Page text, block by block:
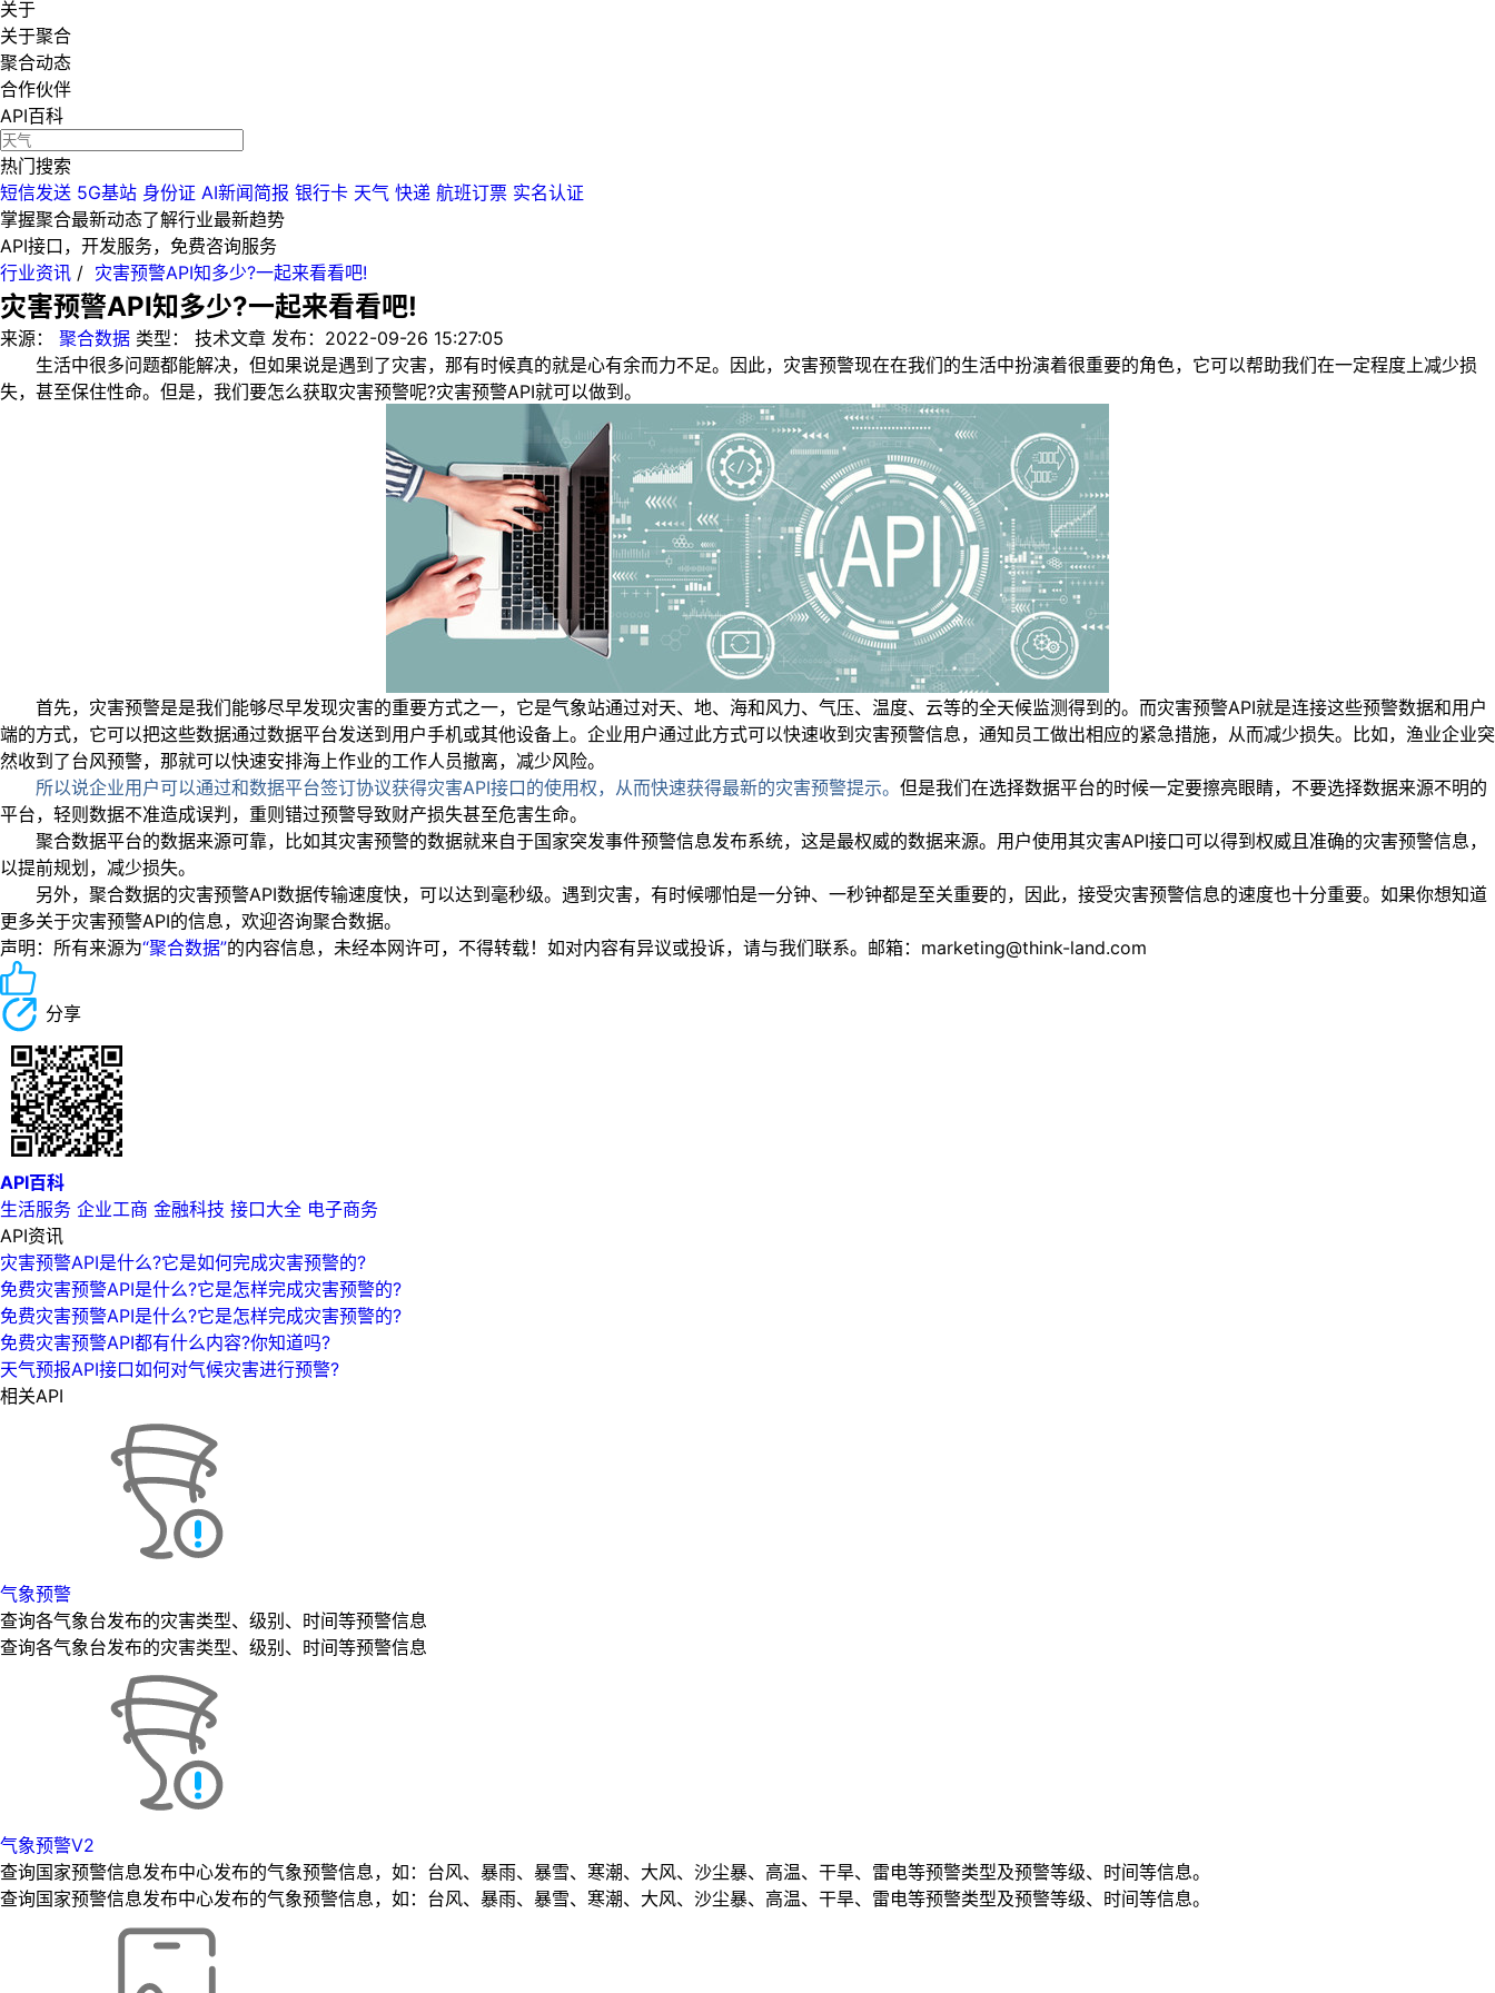
关于
关于聚合
聚合动态
合作伙伴
API百科
热门搜索
短信发送 5G基站 身份证 AI新闻简报 银行卡 天气 快递 航班订票 实名认证
掌握聚合最新动态了解行业最新趋势
API接口，开发服务，免费咨询服务
行业资讯 / 灾害预警API知多少?一起来看看吧!
灾害预警API知多少?一起来看看吧!
来源： 聚合数据 类型： 技术文章 发布： 2022-09-26 15:27:05
生活中很多问题都能解决，但如果说是遇到了灾害，那有时候真的就是心有余而力不足。因此，灾害预警现在在我们的生活中扮演着很重要的角色，它可以帮助我们在一定程度上减少损
失，甚至保住性命。但是，我们要怎么获取灾害预警呢?灾害预警API就可以做到。
首先，灾害预警是是我们能够尽早发现灾害的重要方式之一，它是气象站通过对天、地、海和风力、气压、温度、云等的全天候监测得到的。而灾害预警API就是连接这些预警数据和用户
端的方式，它可以把这些数据通过数据平台发送到用户手机或其他设备上。企业用户通过此方式可以快速收到灾害预警信息，通知员工做出相应的紧急措施，从而减少损失。比如，渔业企业突
然收到了台风预警，那就可以快速安排海上作业的工作人员撤离，减少风险。
所以说企业用户可以通过和数据平台签订协议获得灾害API接口的使用权，从而快速获得最新的灾害预警提示。 但是我们在选择数据平台的时候一定要擦亮眼睛，不要选择数据来源不明的
平台，轻则数据不准造成误判，重则错过预警导致财产损失甚至危害生命。
聚合数据平台的数据来源可靠，比如其灾害预警的数据就来自于国家突发事件预警信息发布系统，这是最权威的数据来源。用户使用其灾害API接口可以得到权威且准确的灾害预警信息，
以提前规划，减少损失。
另外，聚合数据的灾害预警API数据传输速度快，可以达到毫秒级。遇到灾害，有时候哪怕是一分钟、一秒钟都是至关重要的，因此，接受灾害预警信息的速度也十分重要。如果你想知道
更多关于灾害预警API的信息，欢迎咨询聚合数据。
声明：所有来源为“聚合数据”的内容信息，未经本网许可，不得转载！如对内容有异议或投诉，请与我们联系。邮箱：marketing@think-land.com
分享
API百科
生活服务 企业工商 金融科技 接口大全 电子商务
API资讯
灾害预警API是什么?它是如何完成灾害预警的?
免费灾害预警API是什么?它是怎样完成灾害预警的?
免费灾害预警API是什么?它是怎样完成灾害预警的?
免费灾害预警API都有什么内容?你知道吗?
天气预报API接口如何对气候灾害进行预警?
相关API
气象预警
查询各气象台发布的灾害类型、级别、时间等预警信息
查询各气象台发布的灾害类型、级别、时间等预警信息
气象预警V2
查询国家预警信息发布中心发布的气象预警信息，如：台风、暴雨、暴雪、寒潮、大风、沙尘暴、高温、干旱、雷电等预警类型及预警等级、时间等信息。
查询国家预警信息发布中心发布的气象预警信息，如：台风、暴雨、暴雪、寒潮、大风、沙尘暴、高温、干旱、雷电等预警类型及预警等级、时间等信息。